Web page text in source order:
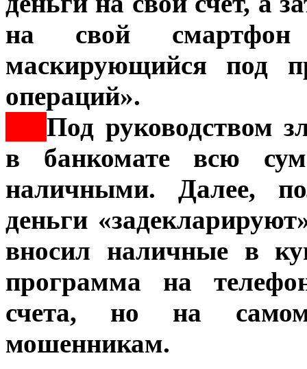
на свой
маскирующийся под
операций».
Под руководством
в банкомате всю
наличными. Далее,
деньги
вносил наличные в
программа на
счета, но на
мошенникам.